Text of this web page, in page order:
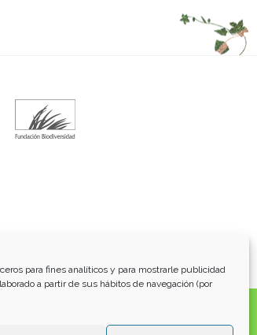
para fines analíticos y para mostrarle publicidad
a partir de sus hábitos de navegación (por
publicados o retransmitidos
de autor u otro aviso de